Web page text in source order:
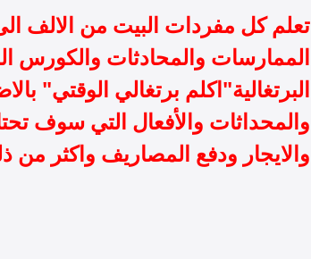
تعلم كل مفردات البيت من الالف
الممارسات والمحادثات والكورس
البرتغالية"اكلم برتغالي الوقتي"
والمحداثات والأفعال التي سوف
والايجار ودفع المصاريف واكثر من